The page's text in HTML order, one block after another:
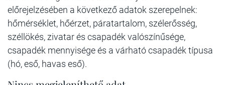
előrejelzésében a következő adatok szerepelnek:
hőmérséklet, hőérzet, páratartalom, szélerősség,
széllökés, zivatar és csapadék valószínűsége,
csapadék mennyisége és a várható csapadék típusa
(hó, eső, havas eső).